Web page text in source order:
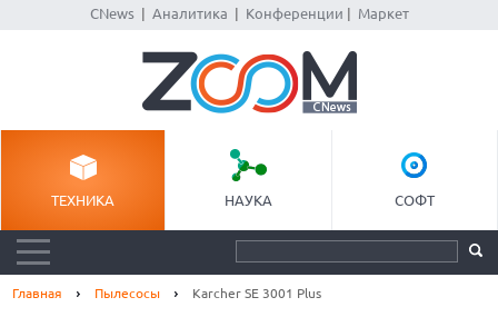
CNews| Аналитика Конференции Маркет
ТЕХНИКА НАУКА СОФТ
Главная Пылесосы Karcher SE 3001 Plus